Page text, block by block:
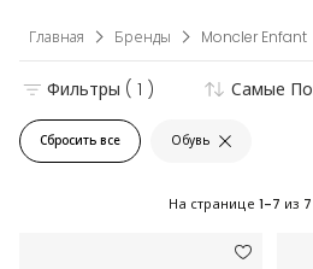
Главная Бренды Moncler Enfant
Сбросить все Обувь
Фильтры ( 1 ) Самые
На странице 1-7 из 7